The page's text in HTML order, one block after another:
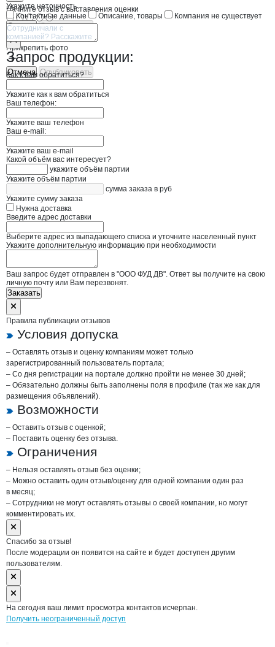
Начните отзыв с выставления оценки
Прикрепить фото
Отмена Опубликовать
Укажите неточность
Контактные данные
Описание, товары Компания не существует
Отмена Опубликовать
Запрос продукции:
Как к вам обратиться?
Укажите как к вам обратиться
Ваш телефон:
Укажите ваш телефон
Ваш e-mail:
Укажите ваш e-mail
Какой объём вас интересует?
укажите объём партии
Укажите объём партии
сумма заказа в руб
Укажите сумму заказа
Нужна доставка
Введите адрес доставки
Выберите адрес из выпадающего списка и уточните населенный пункт
Укажите дополнительную информацию при необходимости
Ваш запрос будет отправлен в "ООО ФУД ДВ". Ответ вы получите на свою
личную почту или Вам перезвонят.
Заказать
Правила публикации отзывов
Условия допуска
– Оставлять отзыв и оценку компаниям может только
зарегистрированный пользователь портала;
– Со дня регистрации на портале должно пройти не менее 30 дней;
– Обязательно должны быть заполнены поля в профиле (так же как для
размещения объявлений).
Возможности
– Оставить отзыв с оценкой;
– Поставить оценку без отзыва.
Ограничения
– Нельзя оставлять отзыв без оценки;
– Можно оставить один отзыв/оценку для одной компании один раз
в месяц;
– Сотрудники не могут оставлять отзывы о своей компании, но могут
комментировать их.
Спасибо за отзыв!
После модерации он появится на сайте и будет доступен другим
пользователям.
На сегодня ваш лимит просмотра контактов исчерпан.
Получить неограниченный доступ